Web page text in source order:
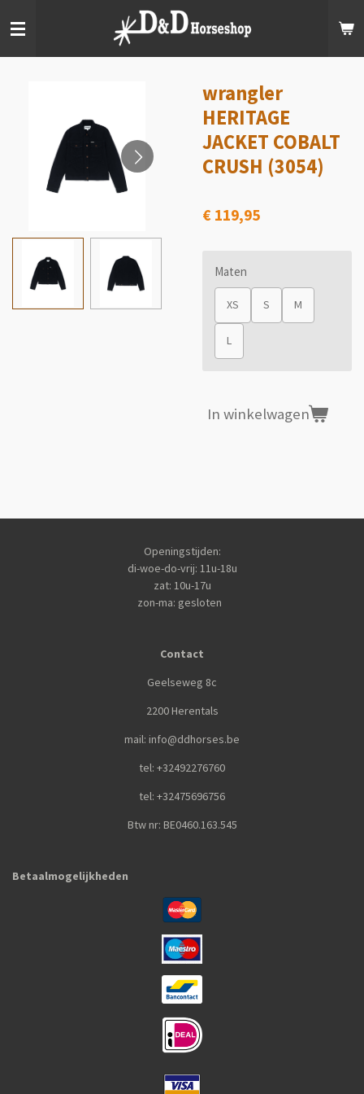
direct
wrangler
HERITAGE
JACKET COBALT
CRUSH (3054)
€ 119,95
Maten
XS S M
L
In winkelwagen
Openingstijden:
di-woe-do-vrij: 11u-18u
zat: 10u-17u
zon-ma: gesloten
Contact
Geelseweg 8c
2200 Herentals
mail: info@ddhorses.be
tel: +32492276760
tel: +32475696756
Btw nr: BE0460.163.545
Betaalmogelijkheden